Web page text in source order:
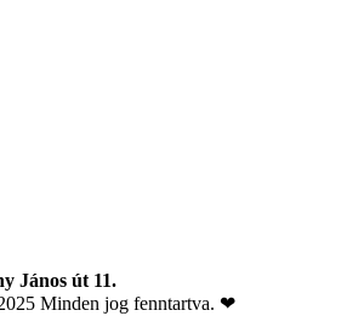
János út 11.
Minden jog fenntartva. ❤